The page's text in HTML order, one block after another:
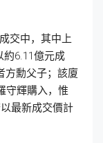
交中，其中上
約6.11億元成
方勳父子；該廈
守輝購入，惟
最新成交價計